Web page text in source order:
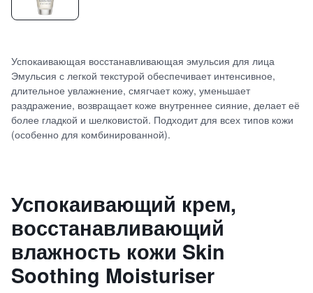
Успокаивающая восстанавливающая эмульсия для лица
Эмульсия с легкой текстурой обеспечивает интенсивное,
длительное увлажнение, смягчает кожу, уменьшает
раздражение, возвращает коже внутреннее сияние, делает её
более гладкой и шелковистой. Подходит для всех типов кожи
(особенно для комбинированной).
Успокаивающий крем,
восстанавливающий
влажность кожи Skin
Soothing Moisturiser